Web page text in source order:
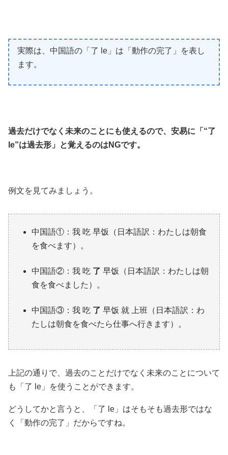
実際は、中国語の「了 le」は「動作の完了」を表し
ます。
過去だけでなく未来のことにも使えるので、安易に「“了
le”は過去形」と覚えるのはNGです。
例文を見てみましょう。
中国語①：我 吃 早饭（日本語訳：わたしは朝食
を食べます）。
中国語②：我 吃 了 早饭（日本語訳：わたしは朝
食を食べました）。
中国語③：我 吃 了 早饭 就 上班（日本語訳：わ
たしは朝食を食べたら仕事へ行きます）。
上記の通りで、過去のことだけでなく未来のことについて
も「了 le」を使うことができます。
どうしてかと言うと、「了 le」はそもそも過去形ではな
く「動作の完了」だからですね。